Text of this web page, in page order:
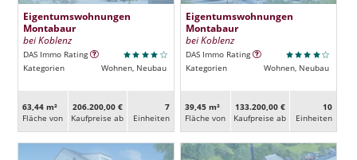
Eigentumswohnungen
Montabaur
bei Koblenz
DAS Immo Rating
Kategorien
Wohnen, Neubau
63,44 m²
Fläche von
206.200,00 €
Kaufpreise ab
7
Ein­heiten
Eigentumswohnungen
Montabaur
bei Koblenz
DAS Immo Rating
Kategorien
Wohnen, Neubau
39,45 m²
Fläche von
133.200,00 €
Kaufpreise ab
10
Ein­heiten